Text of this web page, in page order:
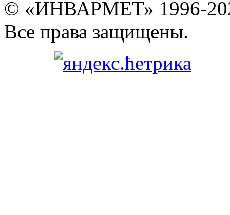
© «ИНВАРМЕТ» 1996-
Все права защищены.